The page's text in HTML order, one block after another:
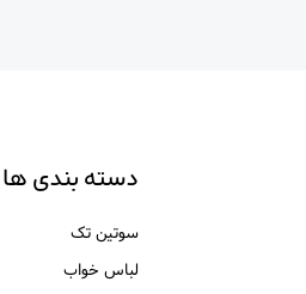
دسته بندی ها
سوتین تک
لباس خواب